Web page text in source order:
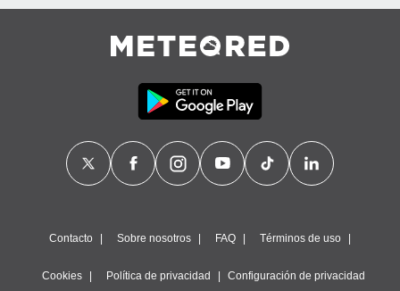
Contacto Sobre nosotros FAQ Términos de uso
Cookies Política de privacidad Configuración de privacidad